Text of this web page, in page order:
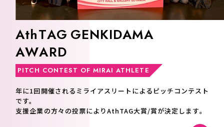
AthTAG GENKIDAMA
AWARD
PITCH CONTEST OF MIRAI ATHLETE
年に1回開催されるミライアスリートによるピッチコンテスト
です。
支援企業の方々の投票によりAthTAG大賞/賞が決定します。